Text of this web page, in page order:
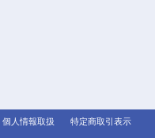
個人情報取扱 特定商取引表示